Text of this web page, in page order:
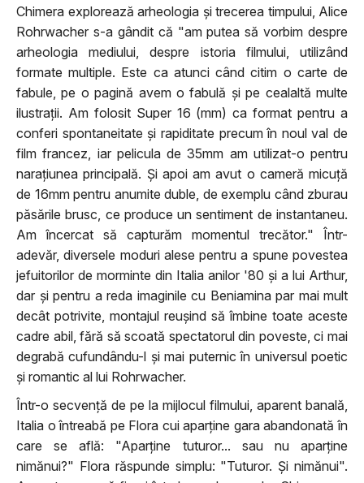
Chimera explorează arheologia și trecerea timpului, Alice
Rohrwacher s-a gândit că "am putea să vorbim despre
arheologia mediului, despre istoria filmului, utilizând
formate multiple. Este ca atunci când citim o carte de
fabule, pe o pagină avem o fabulă și pe cealaltă multe
ilustrații. Am folosit Super 16 (mm) ca format pentru a
conferi spontaneitate și rapiditate precum în noul val de
film francez, iar pelicula de 35mm am utilizat-o pentru
narațiunea principală. Și apoi am avut o cameră micuță
de 16mm pentru anumite duble, de exemplu când zburau
păsările brusc, ce produce un sentiment de instantaneu.
Am încercat să capturăm momentul trecător." Într-
adevăr, diversele moduri alese pentru a spune povestea
jefuitorilor de morminte din Italia anilor '80 și a lui Arthur,
dar și pentru a reda imaginile cu Beniamina par mai mult
decât potrivite, montajul reușind să îmbine toate aceste
cadre abil, fără să scoată spectatorul din poveste, ci mai
degrabă cufundându-l și mai puternic în universul poetic
și romantic al lui Rohrwacher.
Într-o secvență de pe la mijlocul filmului, aparent banală,
Italia o întreabă pe Flora cui aparține gara abandonată în
care se află: "Aparține tuturor... sau nu aparține
nimănui?" Flora răspunde simplu: "Tuturor. Și nimănui".